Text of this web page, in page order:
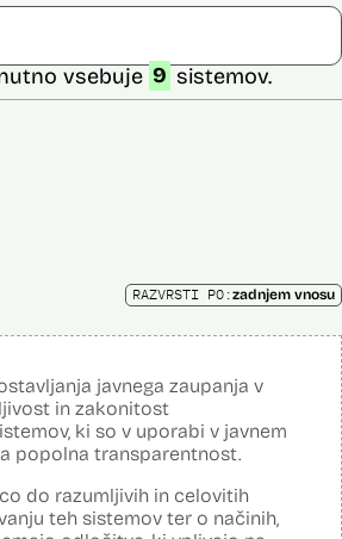
vsebuje 9 sistemov.
RAZVRSTI PO:zadnjem vnosu
javnega zaupanja v
in zakonitost
ki so v uporabi v javnem
popolna transparentnost.
do razumljivih in celovitih
teh sistemov ter o načinih,